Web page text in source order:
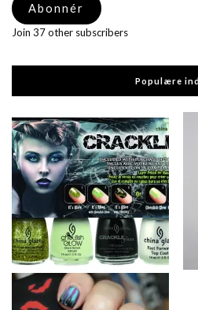
Abonnér
Join 37 other subscribers
Populære